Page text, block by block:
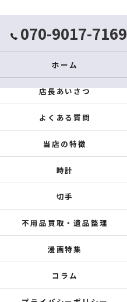
070-9017-7169
ホーム
店長あいさつ
よくある質問
当店の特徴
時計
切手
不用品買取・遺品整理
漫画特集
コラム